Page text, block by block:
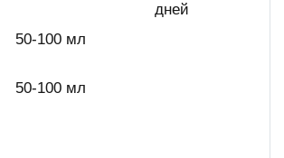
дней
50-100 мл
50-100 мл